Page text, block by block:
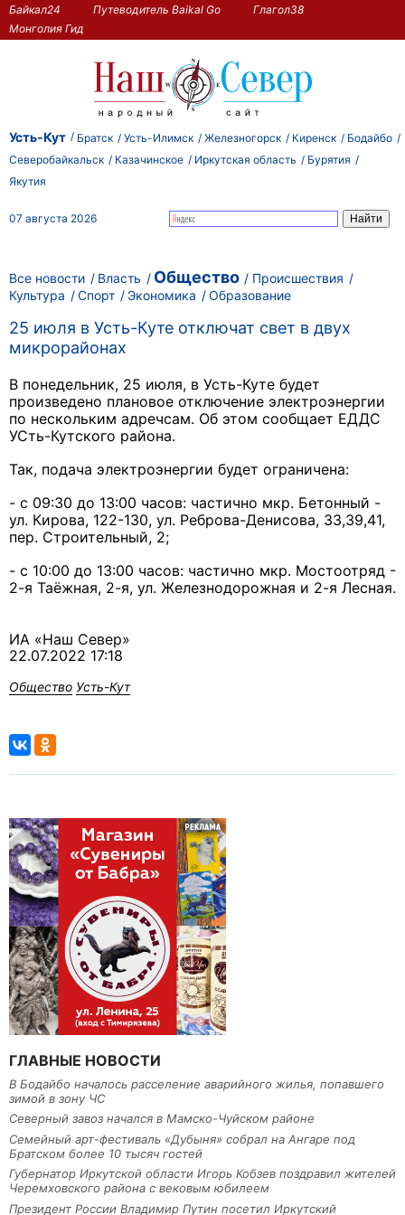
Байкал24 Путеводитель Baikal Go
Глагол38
Монголия Гид
Усть-Кут Братск Усть-Илимск Железногорск Киренск
Бодайбо
Северобайкальск
Казачинское Иркутская область
Бурятия
Якутия
07 августа 2026
Все новости Власть Общество
Происшествия
Культура
Спорт Экономика Образование
25 июля в Усть-Куте отключат свет в двух
микрорайонах
В понедельник, 25 июля, в Усть-Куте будет
произведено плановое отключение электроэнергии
по нескольким адречсам. Об этом сообщает ЕДДС
УСть-Кутского района.
Так, подача электроэнергии будет ограничена:
- с 09:30 до 13:00 часов: частично мкр. Бетонный -
ул. Кирова, 122-130, ул. Реброва-Денисова, 33,39,41,
пер. Строительный, 2;
- с 10:00 до 13:00 часов: частично мкр. Мостоотряд -
2-я Таёжная, 2-я, ул. Железнодорожная и 2-я Лесная.
ИА «Наш Север»
22.07.2022 17:18
Общество Усть-Кут
ГЛАВНЫЕ НОВОСТИ
В Бодайбо началось расселение аварийного жилья, попавшего
зимой в зону ЧС
Северный завоз начался в Мамско-Чуйском районе
Семейный арт-фестиваль «Дубыня» собрал на Ангаре под
Братском более 10 тысяч гостей
Губернатор Иркутской области Игорь Кобзев поздравил жителей
Черемховского района с вековым юбилеем
Президент России Владимир Путин посетил Иркутский